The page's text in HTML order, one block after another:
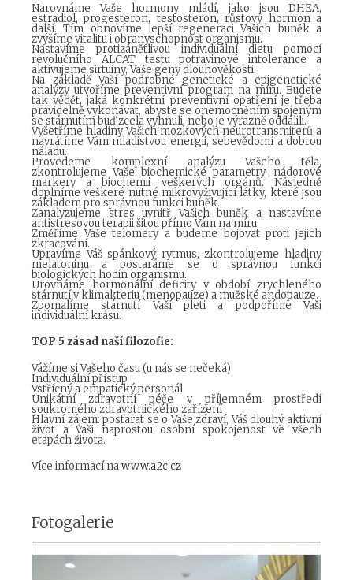
Narovnáme Vaše hormony mládí, jako jsou DHEA,
estradiol, progesteron, testosteron, růstový hormon a
další. Tím obnovíme lepší regeneraci Vašich buněk a
zvýšíme vitalitu i obranyschopnost organismu.
Nastavíme protizánětlivou individuální dietu pomocí
revolučního ALCAT testu potravinové intolerance a
aktivujeme sirtuiny, Vaše geny dlouhověkosti.
Na základě Vaší podrobné genetické a epigenetické
analýzy utvoříme preventivní program na míru. Budete
tak vědět, jaká konkrétní preventivní opatření je třeba
pravidelně vykonávat, abyste se onemocněním spojeným
se stárnutím buď zcela vyhnuli, nebo je výrazně oddálili.
Vyšetříme hladiny Vašich mozkových neurotransmiterů a
navrátíme Vám mladistvou energii, sebevědomí a dobrou
náladu.
Provedeme komplexní analýzu Vašeho těla,
zkontrolujeme Vaše biochemické parametry, nádorové
markery a biochemii veškerých orgánů. Následně
doplníme veškeré nutné mikrovyživující látky, které jsou
základem pro správnou funkci buněk.
Zanalyzujeme stres uvnitř Vašich buněk a nastavíme
antistresovou terapii šitou přímo Vám na míru.
Změříme Vaše telomery a budeme bojovat proti jejich
zkracování.
Upravíme Váš spánkový rytmus, zkontrolujeme hladiny
melatoninu a postaráme se o správnou funkci
biologických hodin organismu.
Urovnáme hormonální deficity v období zrychleného
stárnutí v klimakteriu (menopauze) a mužské andopauze.
Zpomalíme stárnutí Vaší pleti a podpoříme Vaši
individuální krásu.
TOP 5 zásad naší filozofie:
Vážíme si Vašeho času (u nás se nečeká)
Individuální přístup
Vstřícný a empatický personál
Unikátní zdravotní péče v příjemném prostředí
soukromého zdravotnického zařízení
Hlavní zájem: postarat se o Vaše zdraví, Váš dlouhý aktivní
život a Vaši naprostou osobní spokojenost ve všech
etapách života.
Více informací nawww.a2c.cz
Fotogalerie